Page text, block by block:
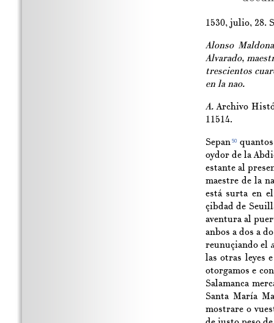
1530, julio, 28.
Alonso
Alvarado,
trescientos
en la nao.
A.Archivo
11514.
Sepan 50quantos
oydor de la
estante al
maestre de la
está surta en
çibdad de
aventura al
anbos a dos a
reunuçiando el
las otras leyes
otorgamos e
Salamanca
Santa María
mostrare o